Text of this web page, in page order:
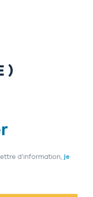
d’information, je